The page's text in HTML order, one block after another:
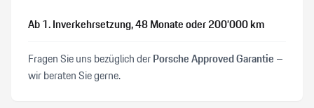
Ab 1. Inverkehrsetzung, 48 Monateoder 200’000 km
Fragen Sie uns bezüglich derPorsche Approved Garantie –
wir beraten Sie gerne.